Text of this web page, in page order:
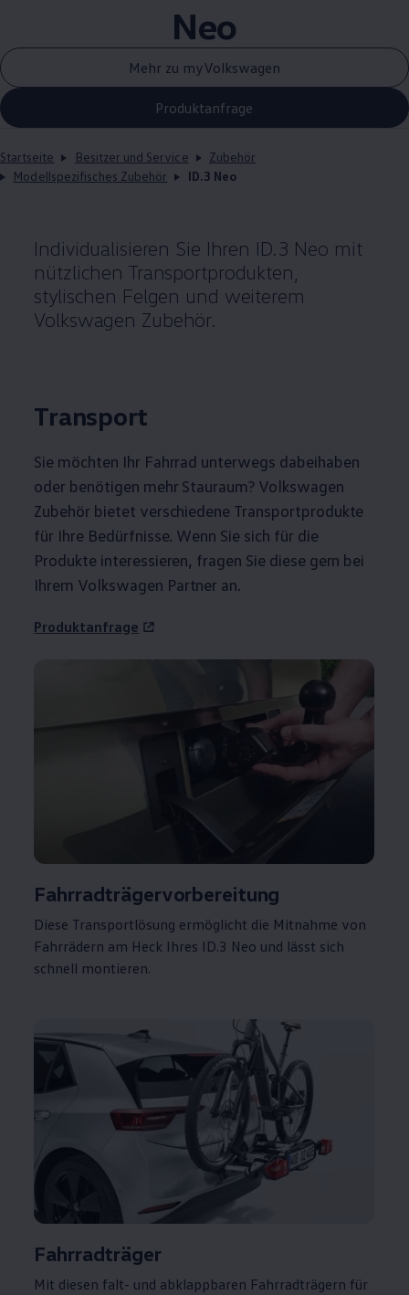
Neo
Mehr zu myVolkswagen
Produktanfrage
Startseite Besitzer und Service
Zubehör
Modellspezifisches Zubehör
ID.3 Neo
Individualisieren Sie Ihren ID.3 Neo mit
nützlichen Transportprodukten,
stylischen Felgen und weiterem
Volkswagen Zubehör.
Transport
Sie möchten Ihr Fahrrad unterwegs dabeihaben
oder benötigen mehr Stauraum? Volkswagen
Zubehör bietet verschiedene Transportprodukte
für Ihre Bedürfnisse. Wenn Sie sich für die
Produkte interessieren, fragen Sie diese gern bei
Ihrem Volkswagen Partner an.
Produktanfrage
Fahrradträgervorbereitung
Diese Transportlösung ermöglicht die Mitnahme von
Fahrrädern am Heck Ihres ID.3 Neo und lässt sich
schnell montieren.
Fahrradträger
Mit diesen falt- und abklappbaren Fahrradträgern für